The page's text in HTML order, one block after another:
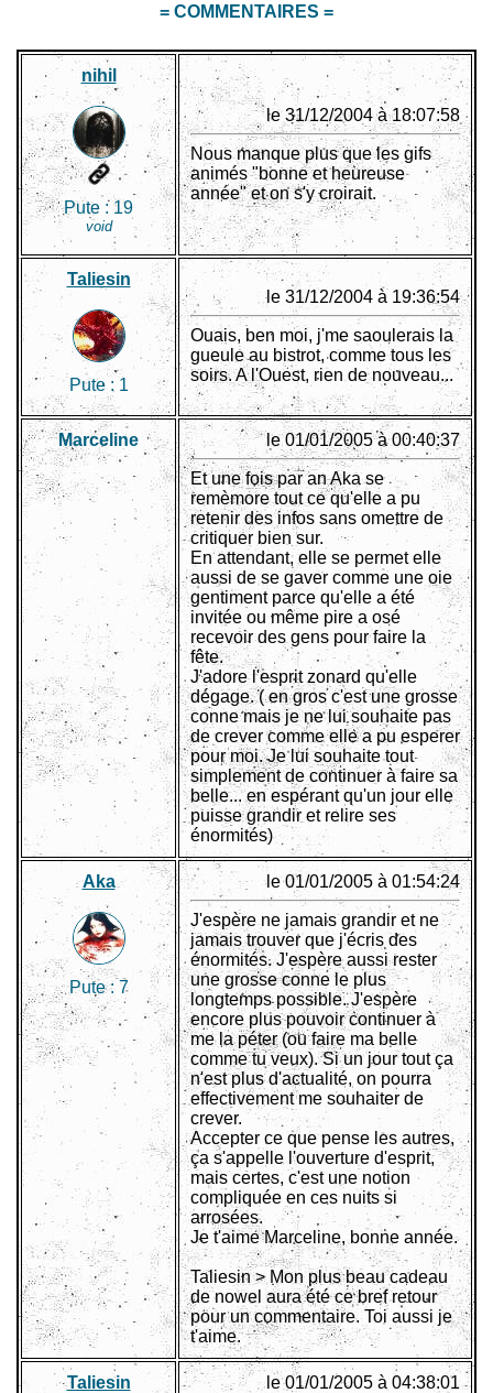
= COMMENTAIRES =
nihil
Pute : 19
void
le 31/12/2004 à 18:07:58
Nous manque plus que les gifs
animés "bonne et heureuse
année" et on s'y croirait.
Taliesin
Pute : 1
le 31/12/2004 à 19:36:54
Ouais, ben moi, j'me saoulerais la
gueule au bistrot, comme tous les
soirs. A l'Ouest, rien de nouveau...
Marceline le 01/01/2005 à 00:40:37
Et une fois par an Aka se
remèmore tout ce qu'elle a pu
retenir des infos sans omettre de
critiquer bien sur.
En attendant, elle se permet elle
aussi de se gaver comme une oie
gentiment parce qu'elle a été
invitée ou même pire a osé
recevoir des gens pour faire la
fête.
J'adore l'esprit zonard qu'elle
dégage. ( en gros c'est une grosse
conne mais je ne lui souhaite pas
de crever comme elle a pu esperer
pour moi. Je lui souhaite tout
simplement de continuer à faire sa
belle... en espérant qu'un jour elle
puisse grandir et relire ses
énormités)
Aka
Pute : 7
le 01/01/2005 à 01:54:24
J'espère ne jamais grandir et ne
jamais trouver que j'écris des
énormités. J'espère aussi rester
une grosse conne le plus
longtemps possible. J'espère
encore plus pouvoir continuer à
me la péter (ou faire ma belle
comme tu veux). Si un jour tout ça
n'est plus d'actualité, on pourra
effectivement me souhaiter de
crever.
Accepter ce que pense les autres,
ça s'appelle l'ouverture d'esprit,
mais certes, c'est une notion
compliquée en ces nuits si
arrosées.
Je t'aime Marceline, bonne année.
Taliesin > Mon plus beau cadeau
de nowel aura été ce bref retour
pour un commentaire. Toi aussi je
t'aime.
Taliesin le 01/01/2005 à 04:38:01